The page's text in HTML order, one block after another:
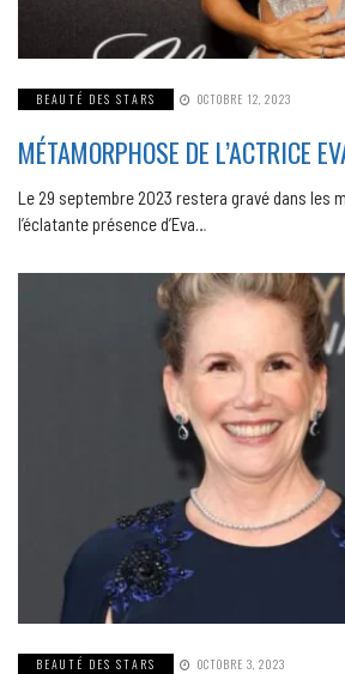
BEAUTÉ DES STARS OCTOBRE 12, 2023
MÉTAMORPHOSE DE L’ACTRICE
Le 29 septembre 2023 restera gravé dans les
l’éclatante présence d’Eva…
BEAUTÉ DES STARS OCTOBRE 3, 2023